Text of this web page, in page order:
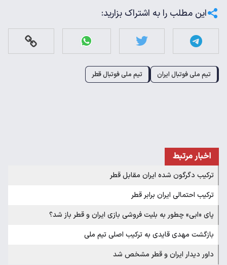
این مطلب را به اشتراک بزارید:
تیم ملی فوتبال ایران تیم ملی فوتبال قطر
اخبار مرتبط
ترکیب دگرگون شده ایران مقابل قطر
ترکیب احتمالی ایران برابر قطر
پای «ابی» چطور به بلیت فروشی بازی ایران و قطر باز شد؟
بازگشت مهدی قایدی به ترکیب اصلی تیم ملی
داور دیدار ایران و قطر مشخص شد